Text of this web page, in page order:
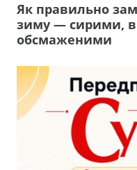
Як правильно
зиму — сирими,
обсмаженими